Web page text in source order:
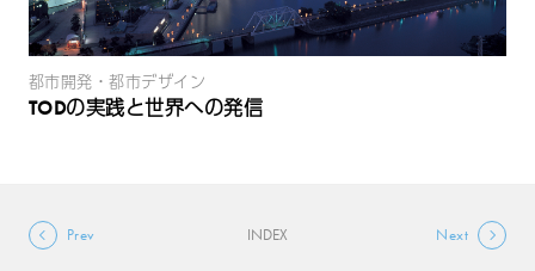
都市開発・都市デザイン
TODの実践と世界への発信
Prev INDEX Next